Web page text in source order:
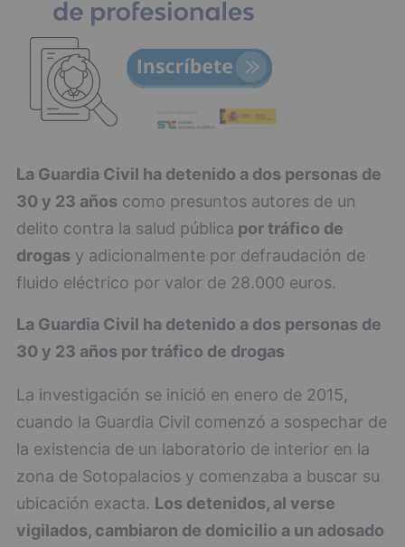
La Guardia Civil ha detenido a dos personas de
30 y 23 años como presuntos autores de un
delito contra la salud pública por tráfico de
drogas y adicionalmente por defraudación de
fluido eléctrico por valor de 28.000 euros.
La Guardia Civil ha detenido a dos personas de
30 y 23 años por tráfico de drogas
La investigación se inició en enero de 2015,
cuando la Guardia Civil comenzó a sospechar de
la existencia de un laboratorio de interior en la
zona de Sotopalacios y comenzaba a buscar su
ubicación exacta. Los detenidos, al verse
vigilados, cambiaron de domicilio a un adosado